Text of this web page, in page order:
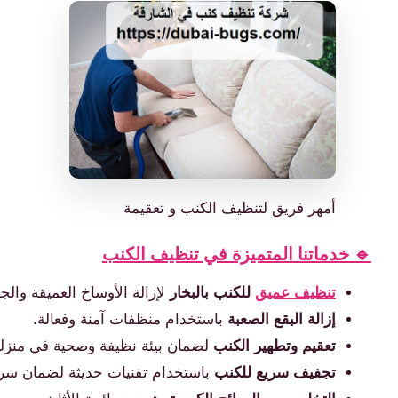
أمهر فريق لتنظيف الكنب و تعقيمة
🔹 خدماتنا المتميزة في تنظيف الكنب
تنظيف عميق للكنب بالبخار
لإزالة الأوساخ العميقة
إزالة البقع الصعبة باستخدام منظفات آمنة وفعالة.
تعقيم وتطهير الكنب لضمان بيئة نظيفة وصحية في
تجفيف سريع للكنب باستخدام تقنيات حديثة لضمان